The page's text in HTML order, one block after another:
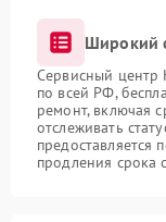
Широкий
Сервисный центр
по всей РФ,
ремонт, включая
отслеживать
предоставляется
продления срока